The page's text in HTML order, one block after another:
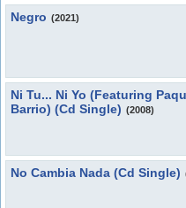
Negro (2021)
Ni Tu... Ni Yo (Featuring
Barrio) (Cd Single) (2008)
No Cambia Nada (Cd Single)